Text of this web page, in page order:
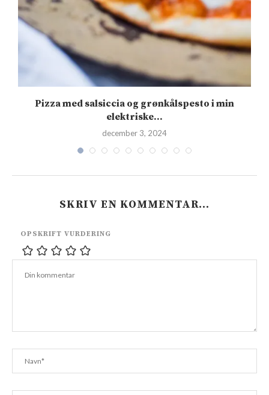
Pizza med salsiccia og grønkålspesto i min
elektriske...
december 3, 2024
SKRIV EN KOMMENTAR…
OPSKRIFT VURDERING